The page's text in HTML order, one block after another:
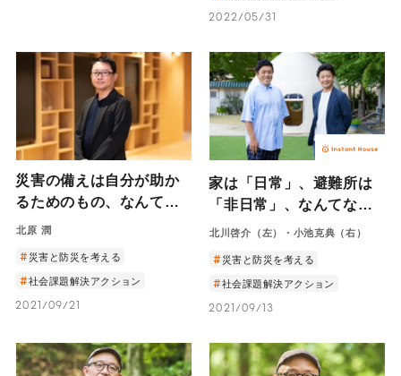
2022/05/31
災害の備えは自分が助か
るためのもの、なんてな
い。
北原 潤
災害と防災を考える
社会課題解決アクション
2021/09/21
家は「日常」、避難所は
「非日常」、なんてな
い。
北川啓介（左）・小池克典（右）
災害と防災を考える
社会課題解決アクション
2021/09/13